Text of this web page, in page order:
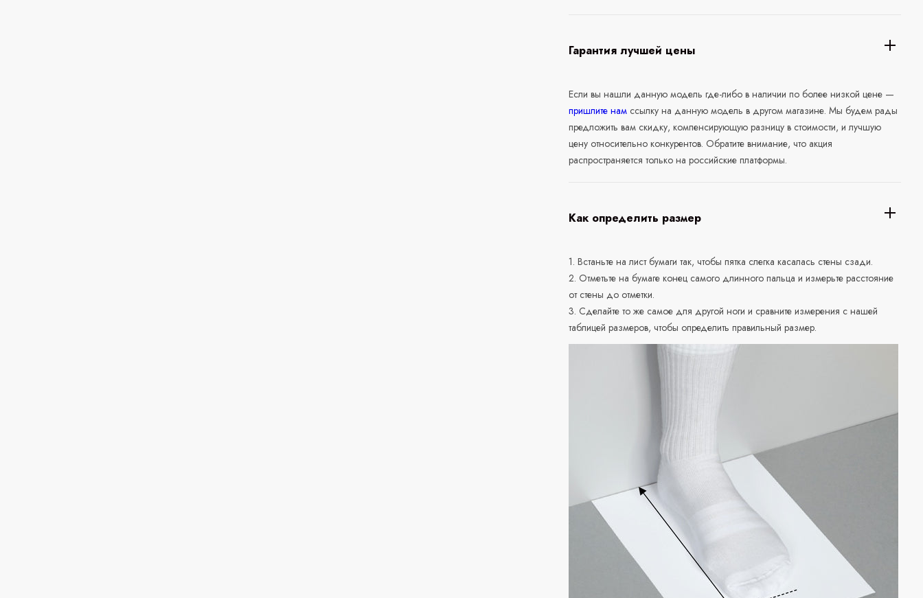
Гарантия лучшей цены
Если вы нашли данную модель где-либо в наличии по более низкой цене —
пришлите нам ссылку на данную модель в другом магазине. Мы будем рады
предложить вам скидку, компенсирующую разницу в стоимости, и лучшую
цену относительно конкурентов. Обратите внимание, что акция
распространяется только на российские платформы.
Как определить размер
1. Встаньте на лист бумаги так, чтобы пятка слегка касалась стены сзади.
2. Отметьте на бумаге конец самого длинного пальца и измерьте расстояние
от стены до отметки.
3. Сделайте то же самое для другой ноги и сравните измерения с нашей
таблицей размеров, чтобы определить правильный размер.